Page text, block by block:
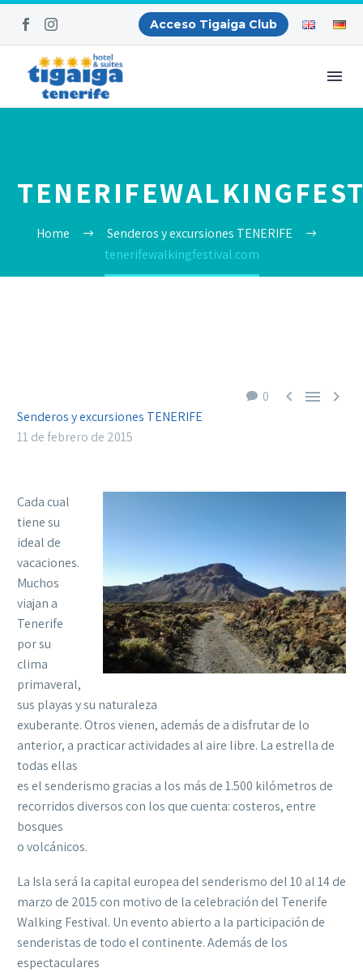
Acceso Tigaiga Club
Home
Senderos y excursiones TENERIFE
tenerifewalkingfestival.com
0   
Senderos y excursiones TENERIFE
11 de febrero de 2015
Cada cual
tiene su
ideal de
vacaciones.
Muchos
viajan a
Tenerife
por su
clima
primaveral,
sus playas y su naturaleza
exuberante. Otros vienen, además de a disfrutar de lo
anterior, a practicar actividades al aire libre. La estrella de
todas ellas
es el senderismo gracias a los más de 1.500 kilómetros de
recorridos diversos con los que cuenta: costeros, entre
bosques
o volcánicos.
La Isla será la capital europea del senderismo del 10 al 14 de
marzo de 2015 con motivo de la celebración del Tenerife
Walking Festival. Un evento abierto a la participación de
senderistas de todo el continente. Además de los
espectaculares